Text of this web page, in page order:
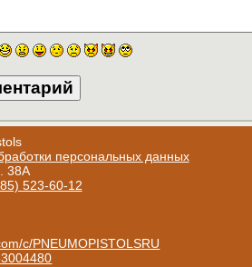
персональных данных
38А
523-60-12
c/PNEUMOPISTOLSRU